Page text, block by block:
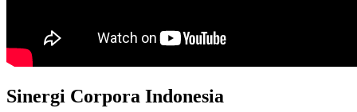
Sinergi Corpora Indonesia